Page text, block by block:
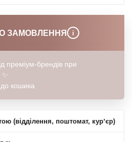
сліди від акне
для шкіри світлих тонів.
ЗАМОВЛЕННЯ i
преміум-брендів при
✨
кошика
(відділення, поштомат, курʼєр)